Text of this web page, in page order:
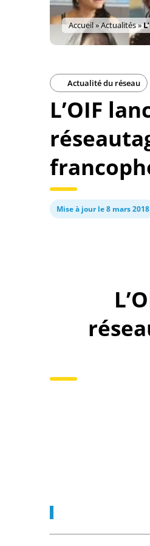
Accueil»Actualités»
Actualité du réseau
L’OIF
Mise à jour le 8 mars 2018